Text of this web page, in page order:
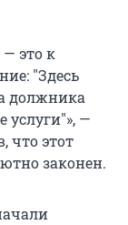
это к
"Здесь
должника
услуги"», —
что этот
законен.